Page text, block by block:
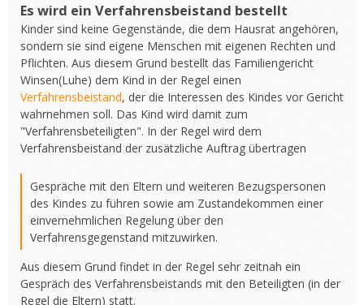
Es wird ein Verfahrensbeistand bestellt
Kinder sind keine Gegenstände, die dem Hausrat angehören,
sondern sie sind eigene Menschen mit eigenen Rechten und
Pflichten. Aus diesem Grund bestellt das Familiengericht
Winsen(Luhe) dem Kind in der Regel einen
Verfahrensbeistand, der die Interessen des Kindes vor Gericht
wahrnehmen soll. Das Kind wird damit zum
"Verfahrensbeteiligten". In der Regel wird dem
Verfahrensbeistand der zusätzliche Auftrag übertragen
Gespräche mit den Eltern und weiteren Bezugspersonen
des Kindes zu führen sowie am Zustandekommen einer
einvernehmlichen Regelung über den
Verfahrensgegenstand mitzuwirken.
Aus diesem Grund findet in der Regel sehr zeitnah ein
Gespräch des Verfahrensbeistands mit den Beteiligten (in der
Regel die Eltern) statt.